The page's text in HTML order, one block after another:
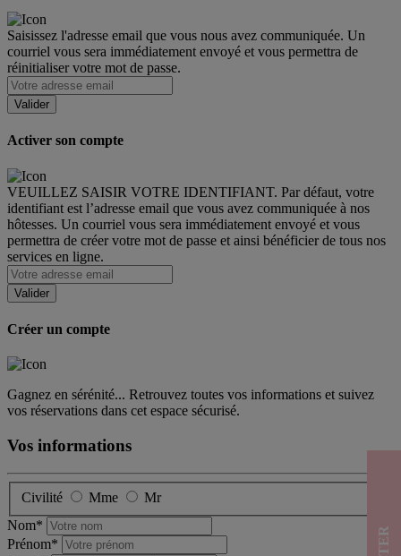
Saisissez l'adresse email que vous nous avez communiquée. Un
courriel vous sera immédiatement envoyé et vous permettra de
réinitialiser votre mot de passe.
Activer son compte
VEUILLEZ SAISIR VOTRE IDENTIFIANT. Par défaut, votre
identifiant est l’adresse email que vous avez communiquée à nos
hôtesses. Un courriel vous sera immédiatement envoyé et vous
permettra de créer votre mot de passe et ainsi bénéficier de tous nos
services en ligne.
Créer un compte
Gagnez en sérénité... Retrouvez toutes vos informations et suivez
vos réservations dans cet espace sécurisé.
Vos informations
Civilité Mme
Mr
Nom*
Prénom*